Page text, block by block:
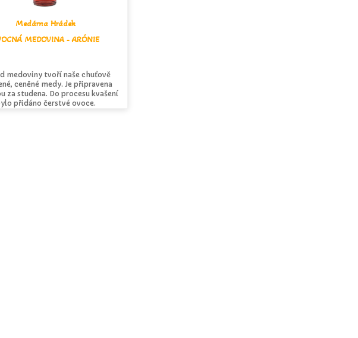
Medárna Hrádek
MEDOVINA - ARÓNIE
medoviny tvoří naše chuťově
ceněné medy. Je připravena
za studena. Do procesu kvašení
přidáno čerstvé ovoce.